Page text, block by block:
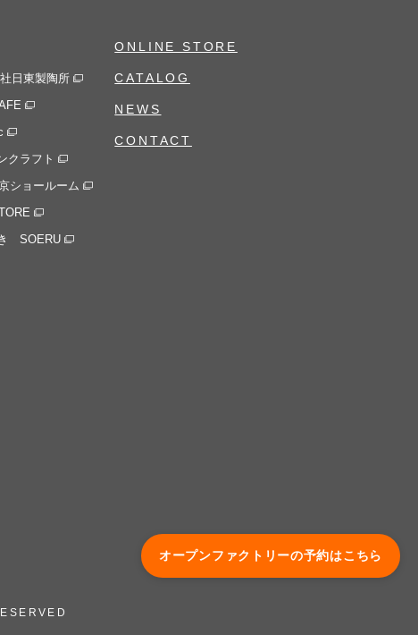
オープンファクトリーの予約はこちら
日東製陶所
クラフト
ショールーム
SOERU
ONLINE STORE
CATALOG
NEWS
CONTACT